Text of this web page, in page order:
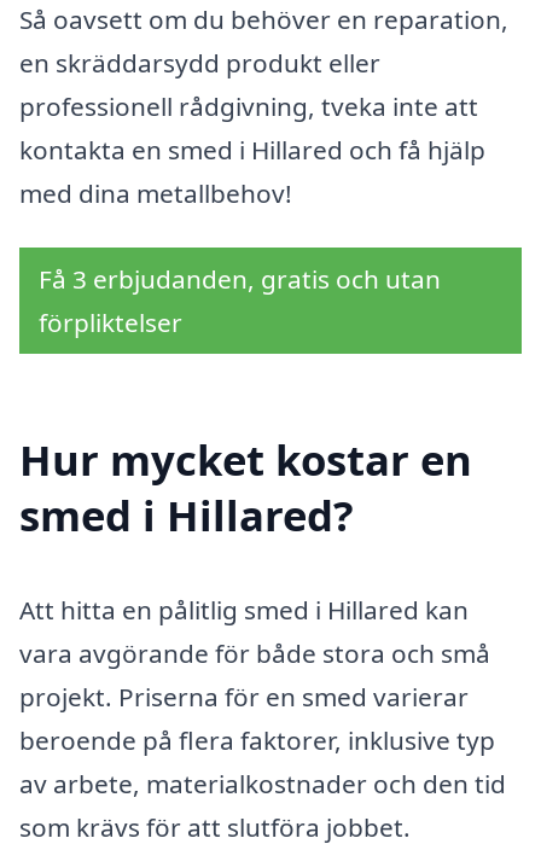
Så oavsett om du behöver en reparation,
en skräddarsydd produkt eller
professionell rådgivning, tveka inte att
kontakta en smed i Hillared och få hjälp
med dina metallbehov!
Få 3 erbjudanden, gratis och utan
förpliktelser
Hur mycket kostar en
smed i Hillared?
Att hitta en pålitlig smed i Hillared kan
vara avgörande för både stora och små
projekt. Priserna för en smed varierar
beroende på flera faktorer, inklusive typ
av arbete, materialkostnader och den tid
som krävs för att slutföra jobbet.